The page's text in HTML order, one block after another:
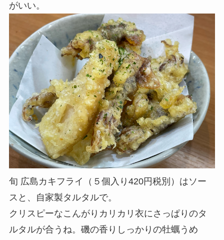
がいい。
旬 広島カキフライ（５個入り420円税別）はソー
スと、自家製タルタルで。
クリスピーなこんがりカリカリ衣にさっぱりのタ
ルタルが合うね。磯の香りしっかりの牡蠣うめ